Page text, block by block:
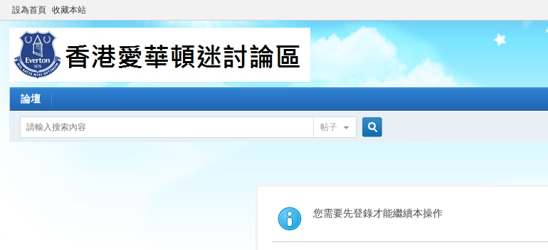
設為首頁 收藏本站
論壇
帖子
索
您需要先登錄才能繼續本操作